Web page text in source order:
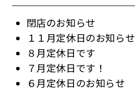
閉店のお知らせ
１１月定休日のお知らせ
８月定休日です
７月定休日です！
６月定休日のお知らせ